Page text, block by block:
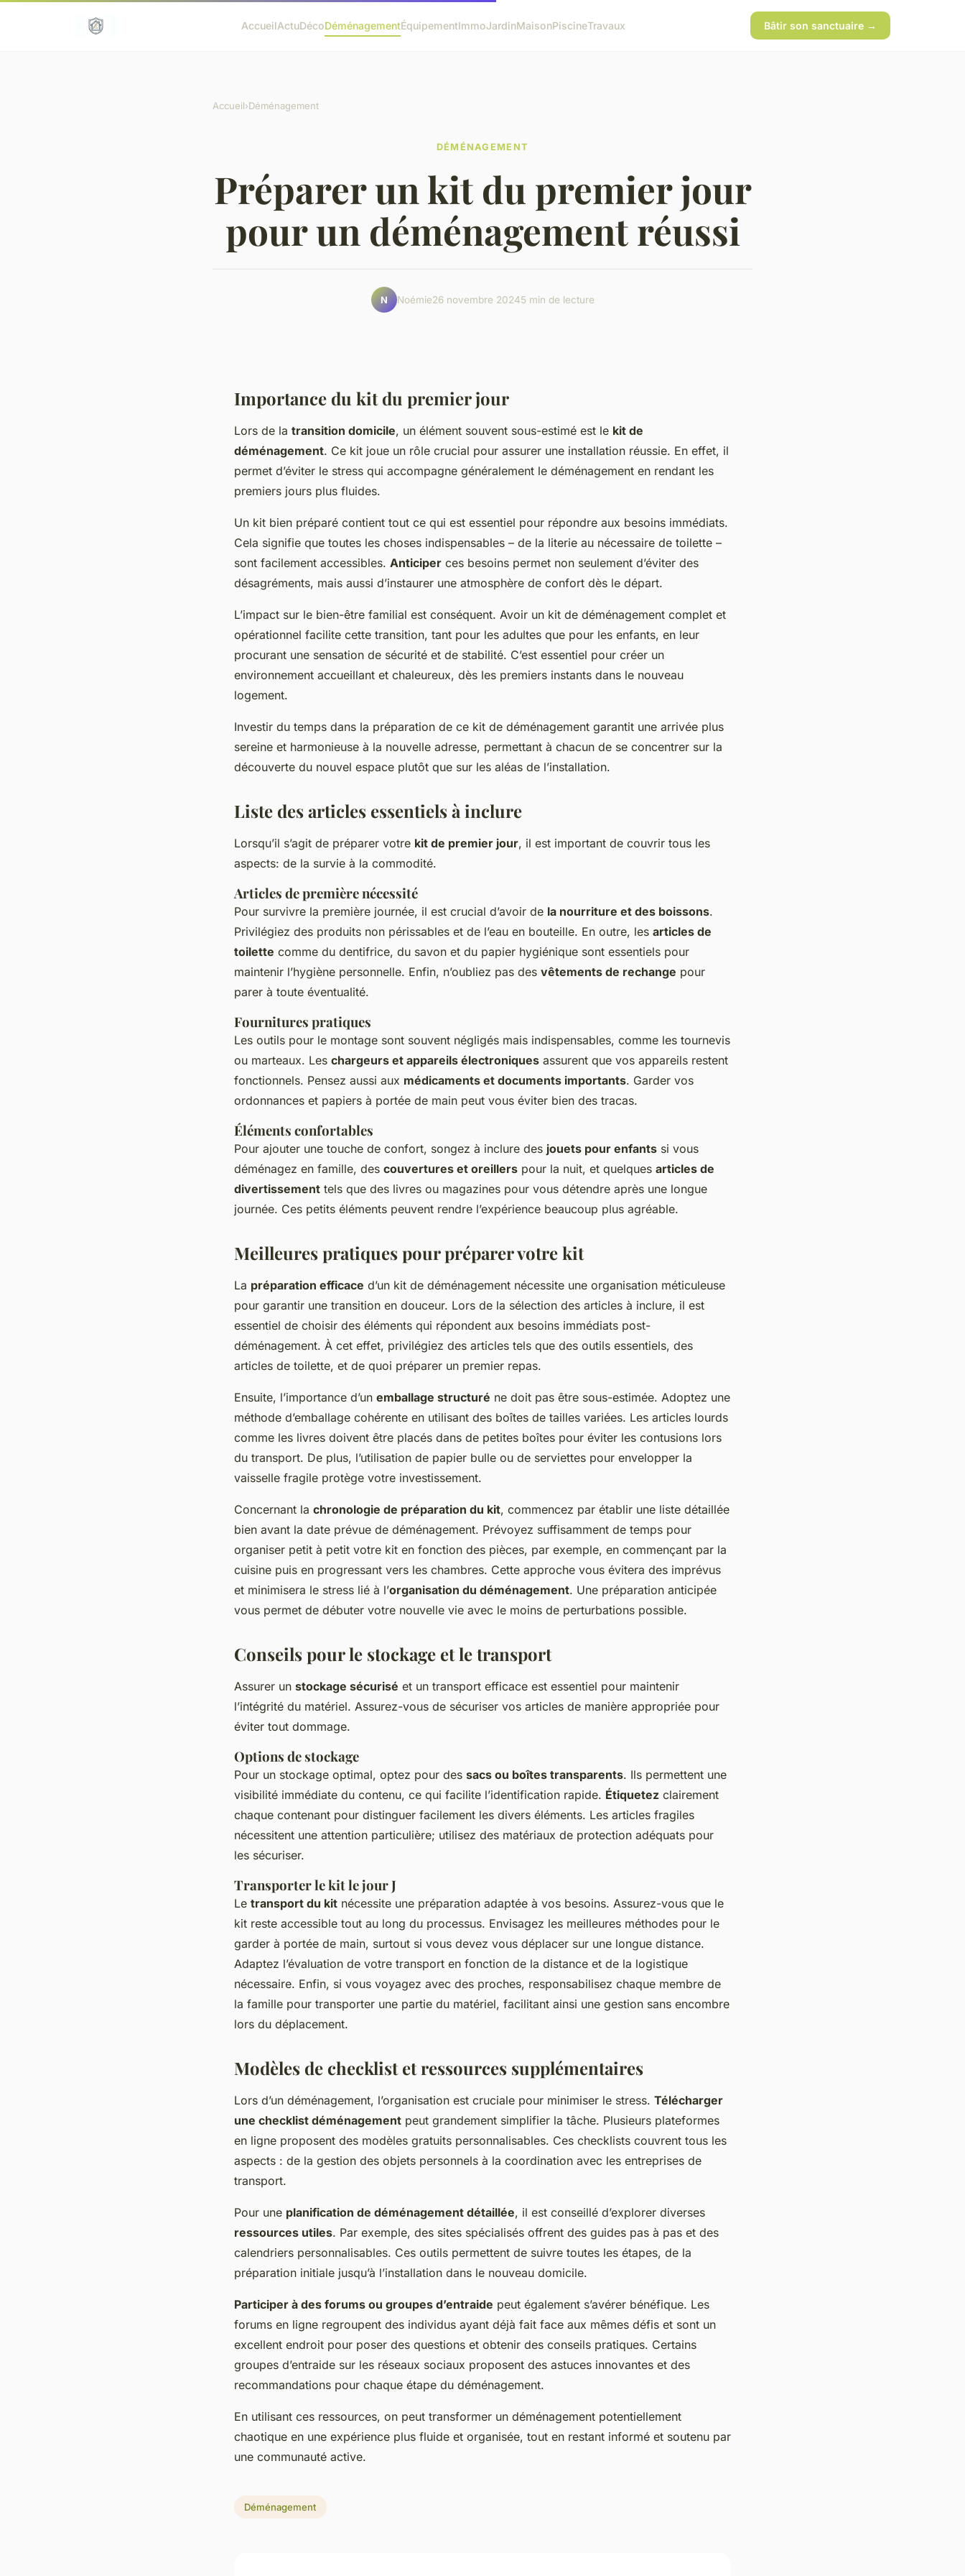
AccueilActuDécoDéménagementÉquipementImmoJardinMaisonPiscineTravaux Bâtir son sanctuaire →
Accueil›Déménagement
DÉMÉNAGEMENT
Préparer un kit du premier jour
pour un déménagement réussi
N Noémie26 novembre 20245 min de lecture
Importance du kit du premier jour
Lors de la transition domicile, un élément souvent sous-estimé est le kit de
déménagement. Ce kit joue un rôle crucial pour assurer une installation réussie. En effet, il
permet d’éviter le stress qui accompagne généralement le déménagement en rendant les
premiers jours plus fluides.
Un kit bien préparé contient tout ce qui est essentiel pour répondre aux besoins immédiats.
Cela signifie que toutes les choses indispensables – de la literie au nécessaire de toilette –
sont facilement accessibles. Anticiper ces besoins permet non seulement d’éviter des
désagréments, mais aussi d’instaurer une atmosphère de confort dès le départ.
L’impact sur le bien-être familial est conséquent. Avoir un kit de déménagement complet et
opérationnel facilite cette transition, tant pour les adultes que pour les enfants, en leur
procurant une sensation de sécurité et de stabilité. C’est essentiel pour créer un
environnement accueillant et chaleureux, dès les premiers instants dans le nouveau
logement.
Investir du temps dans la préparation de ce kit de déménagement garantit une arrivée plus
sereine et harmonieuse à la nouvelle adresse, permettant à chacun de se concentrer sur la
découverte du nouvel espace plutôt que sur les aléas de l’installation.
Liste des articles essentiels à inclure
Lorsqu’il s’agit de préparer votre kit de premier jour, il est important de couvrir tous les
aspects: de la survie à la commodité.
Articles de première nécessité
Pour survivre la première journée, il est crucial d’avoir de la nourriture et des boissons.
Privilégiez des produits non périssables et de l’eau en bouteille. En outre, les articles de
toilette comme du dentifrice, du savon et du papier hygiénique sont essentiels pour
maintenir l’hygiène personnelle. Enfin, n’oubliez pas des vêtements de rechange pour
parer à toute éventualité.
Fournitures pratiques
Les outils pour le montage sont souvent négligés mais indispensables, comme les tournevis
ou marteaux. Les chargeurs et appareils électroniques assurent que vos appareils restent
fonctionnels. Pensez aussi aux médicaments et documents importants. Garder vos
ordonnances et papiers à portée de main peut vous éviter bien des tracas.
Éléments confortables
Pour ajouter une touche de confort, songez à inclure des jouets pour enfants si vous
déménagez en famille, des couvertures et oreillers pour la nuit, et quelques articles de
divertissement tels que des livres ou magazines pour vous détendre après une longue
journée. Ces petits éléments peuvent rendre l’expérience beaucoup plus agréable.
Meilleures pratiques pour préparer votre kit
La préparation efficace d’un kit de déménagement nécessite une organisation méticuleuse
pour garantir une transition en douceur. Lors de la sélection des articles à inclure, il est
essentiel de choisir des éléments qui répondent aux besoins immédiats post-
déménagement. À cet effet, privilégiez des articles tels que des outils essentiels, des
articles de toilette, et de quoi préparer un premier repas.
Ensuite, l’importance d’un emballage structuré ne doit pas être sous-estimée. Adoptez une
méthode d’emballage cohérente en utilisant des boîtes de tailles variées. Les articles lourds
comme les livres doivent être placés dans de petites boîtes pour éviter les contusions lors
du transport. De plus, l’utilisation de papier bulle ou de serviettes pour envelopper la
vaisselle fragile protège votre investissement.
Concernant la chronologie de préparation du kit, commencez par établir une liste détaillée
bien avant la date prévue de déménagement. Prévoyez suffisamment de temps pour
organiser petit à petit votre kit en fonction des pièces, par exemple, en commençant par la
cuisine puis en progressant vers les chambres. Cette approche vous évitera des imprévus
et minimisera le stress lié à l’organisation du déménagement. Une préparation anticipée
vous permet de débuter votre nouvelle vie avec le moins de perturbations possible.
Conseils pour le stockage et le transport
Assurer un stockage sécurisé et un transport efficace est essentiel pour maintenir
l’intégrité du matériel. Assurez-vous de sécuriser vos articles de manière appropriée pour
éviter tout dommage.
Options de stockage
Pour un stockage optimal, optez pour des sacs ou boîtes transparents. Ils permettent une
visibilité immédiate du contenu, ce qui facilite l’identification rapide. Étiquetez clairement
chaque contenant pour distinguer facilement les divers éléments. Les articles fragiles
nécessitent une attention particulière; utilisez des matériaux de protection adéquats pour
les sécuriser.
Transporter le kit le jour J
Le transport du kit nécessite une préparation adaptée à vos besoins. Assurez-vous que le
kit reste accessible tout au long du processus. Envisagez les meilleures méthodes pour le
garder à portée de main, surtout si vous devez vous déplacer sur une longue distance.
Adaptez l’évaluation de votre transport en fonction de la distance et de la logistique
nécessaire. Enfin, si vous voyagez avec des proches, responsabilisez chaque membre de
la famille pour transporter une partie du matériel, facilitant ainsi une gestion sans encombre
lors du déplacement.
Modèles de checklist et ressources supplémentaires
Lors d’un déménagement, l’organisation est cruciale pour minimiser le stress. Télécharger
une checklist déménagement peut grandement simplifier la tâche. Plusieurs plateformes
en ligne proposent des modèles gratuits personnalisables. Ces checklists couvrent tous les
aspects : de la gestion des objets personnels à la coordination avec les entreprises de
transport.
Pour une planification de déménagement détaillée, il est conseillé d’explorer diverses
ressources utiles. Par exemple, des sites spécialisés offrent des guides pas à pas et des
calendriers personnalisables. Ces outils permettent de suivre toutes les étapes, de la
préparation initiale jusqu’à l’installation dans le nouveau domicile.
Participer à des forums ou groupes d’entraide peut également s’avérer bénéfique. Les
forums en ligne regroupent des individus ayant déjà fait face aux mêmes défis et sont un
excellent endroit pour poser des questions et obtenir des conseils pratiques. Certains
groupes d’entraide sur les réseaux sociaux proposent des astuces innovantes et des
recommandations pour chaque étape du déménagement.
En utilisant ces ressources, on peut transformer un déménagement potentiellement
chaotique en une expérience plus fluide et organisée, tout en restant informé et soutenu par
une communauté active.
Déménagement